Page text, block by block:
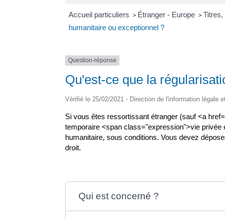
Accueil particuliers > Étranger - Europe >
humanitaire ou exceptionnel ?
Question-réponse
Qu'est-ce que la
Vérifié le 25/02/2021 - Direction de l'information légale
Si vous êtes ressortissant étranger (sauf <a
temporaire <span class="expression">vie
humanitaire, sous conditions. Vous devez
droit.
Qui est concerné ?